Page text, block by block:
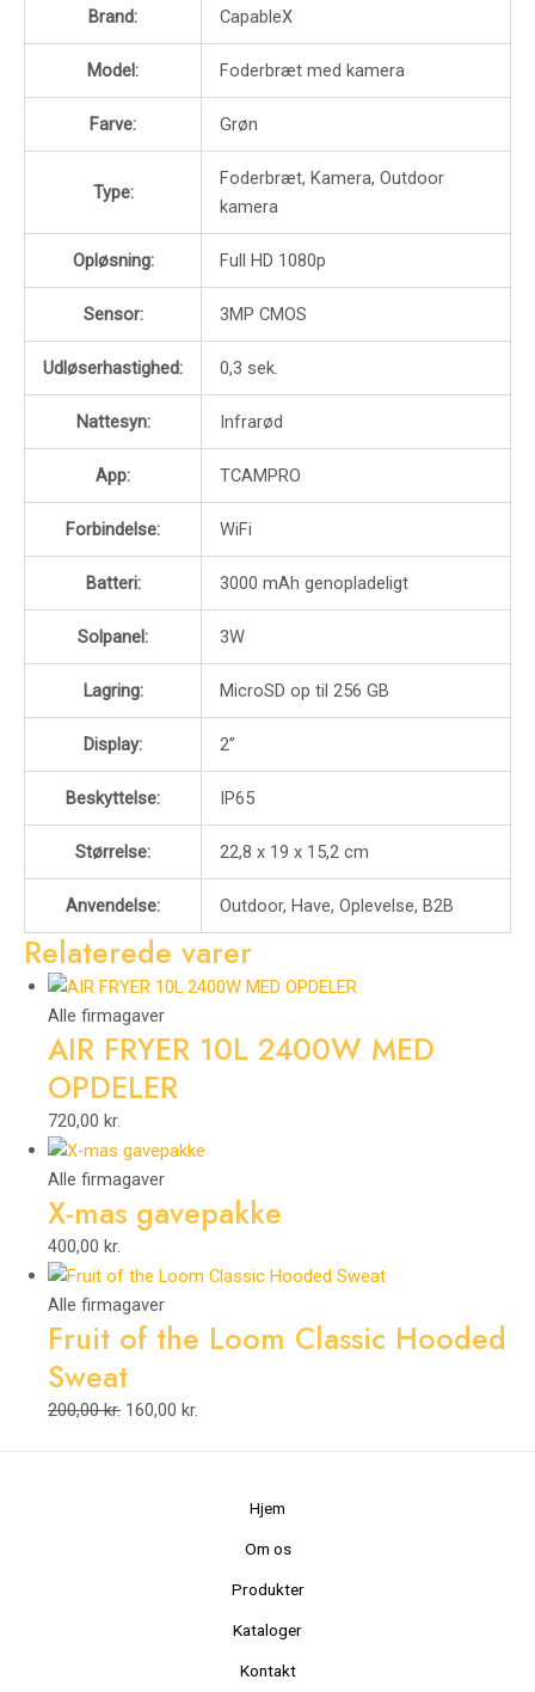
Brand:
CapableX
Model: Foderbræt med kamera
Farve: Grøn
Type:
Foderbræt, Kamera, Outdoor
kamera
Opløsning: Full HD 1080p
Sensor: 3MP CMOS
Udløserhastighed: 0,3 sek.
Nattesyn: Infrarød
App: TCAMPRO
Forbindelse: WiFi
Batteri: 3000 mAh genopladeligt
Solpanel: 3W
Lagring: MicroSD op til 256 GB
Display: 2”
Beskyttelse: IP65
Størrelse: 22,8 x 19 x 15,2 cm
Anvendelse: Outdoor, Have, Oplevelse, B2B
Relaterede varer
Alle firmagaver
AIR FRYER 10L 2400W MED
OPDELER
720,00 kr.
Alle firmagaver
X-mas gavepakke
400,00 kr.
Alle firmagaver
Fruit of the Loom Classic Hooded
Sweat
200,00kr. 160,00 kr.
Hjem
Om os
Produkter
Kataloger
Kontakt